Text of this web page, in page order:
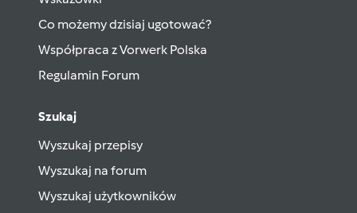
Co możemy dzisiaj ugotować?
Współpraca z Vorwerk Polska
Regulamin Forum
Szukaj
Wyszukaj przepisy
Wyszukaj na forum
Wyszukaj użytkowników